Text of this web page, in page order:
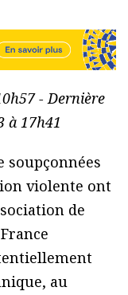
- Dernière
à 17h41
soupçonnées
violente ont
de
au